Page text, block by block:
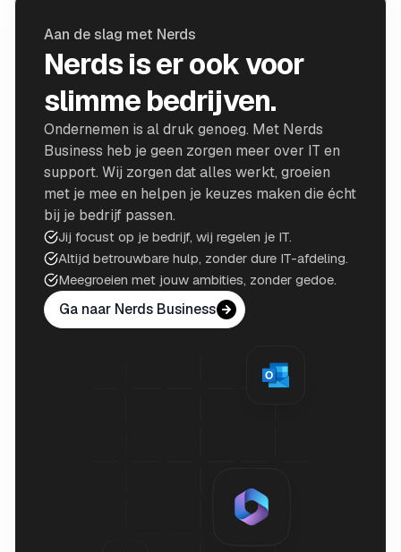
Aan de slag met Nerds
Nerds is er ook voor
slimme bedrijven.
Ondernemen is al druk genoeg. Met Nerds
Business heb je geen zorgen meer over IT en
support. Wij zorgen dat alles werkt, groeien
met je mee en helpen je keuzes maken die écht
bij je bedrijf passen.
Jij focust op je bedrijf, wij regelen je IT.
Altijd betrouwbare hulp, zonder dure IT-afdeling.
Meegroeien met jouw ambities, zonder gedoe.
Ga naar Nerds Business